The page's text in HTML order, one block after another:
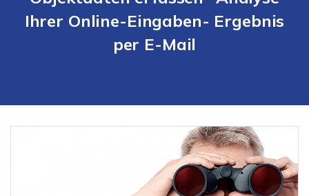
Ihrer Online-Eingaben- Ergebnis
per E-Mail